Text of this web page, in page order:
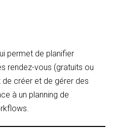
permet de planifier
rendez-vous (gratuits ou
créer et de gérer des
à un planning de